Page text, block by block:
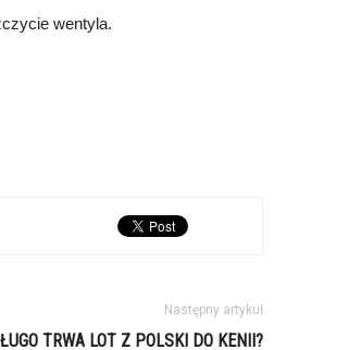
wentyla.
Następny artykuł
TRWA LOT Z POLSKI DO KENII?